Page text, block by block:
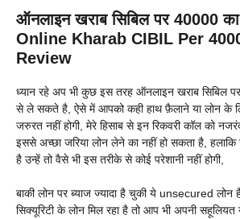
ऑनलाइन खराब सिबिल पर 40000 का
Online Kharab CIBIL Per
Review
ध्यान रहे अप भी कुछ इस तरह ऑनलाइन खराब सिबिल
से ले सकते है, ऐसे में आपको कही हाथ फ़ैलाने या लोन के
जरुरत नहीं होगी, मेरे हिसाब से इन रिकवरी कॉल को
इससे अच्छा जरिया लोन लेने का नहीं हो सकता है,
है उन्हें तो वैसे भी इस तरीके से कोई परेशानी नहीं होगी,
बाकी लोन पर ब्याज ज्यादा है चुकी ये unsecured लोन है
सिक्यूरिटी के लोन मिल रहा है तो आप भी अपनी